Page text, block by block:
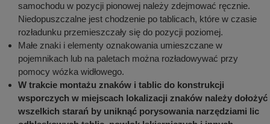
samochodu w pozycji pionowej należy zdejmować ręcznie.
Niedopuszczalne jest chodzenie po tablicach, które w czasie
rozładunku przemieszczały się do pozycji poziomej.
Małe znaki i elementy oznakowania umieszczane w
pojemnikach lub na paletach można rozładowywać przy
pomocy wózka widłowego.
W trakcie montażu znaków i tablic do konstrukcji
wsporczych w miejscach lokalizacji znaków należy dołożyć
wszelkich starań by uniknąć porysowania narzędziami lic